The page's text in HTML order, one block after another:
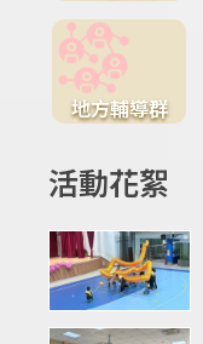
地方輔導群
活動花絮